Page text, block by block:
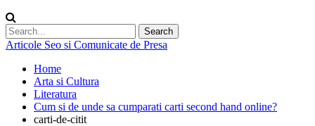
Articole Seo si Comunicate de Presa
Home
Arta si Cultura
Literatura
Cum si de unde sa cumparati carti second hand online?
carti-de-citit